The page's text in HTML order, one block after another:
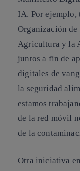
IA. Por ejemplo,
Organización de
Agricultura y la
juntos a fin de
digitales de
la seguridad
estamos
de la red móvil
de la
Otra iniciativa